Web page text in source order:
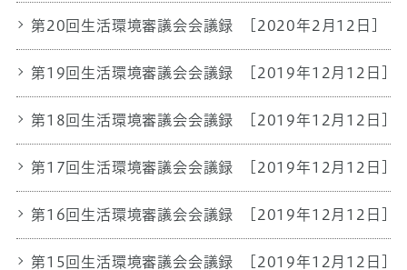
第20回生活環境審議会会議録 [2020年2月12日]
第19回生活環境審議会会議録 [2019年12月12日]
第18回生活環境審議会会議録 [2019年12月12日]
第17回生活環境審議会会議録 [2019年12月12日]
第16回生活環境審議会会議録 [2019年12月12日]
第15回生活環境審議会会議録 [2019年12月12日]